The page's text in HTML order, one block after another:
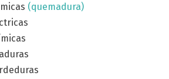
(quemadura)